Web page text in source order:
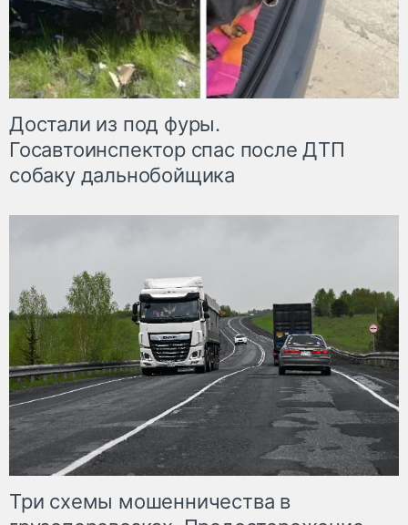
Достали из под фуры.
Госавтоинспектор спас после ДТП
собаку дальнобойщика
Три схемы мошенничества в